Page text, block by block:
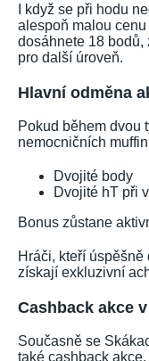
I když se při hodu
alespoň malou
dosáhnete 18 bodů,
pro další úroveň.
Hlavní odměna
Pokud během dvou
nemocničních
Dvojité body
Dvojité hT při
Bonus zůstane
Hráči, kteří
získají exkluzivní
Cashback akce
Současně se
také cashback akce.